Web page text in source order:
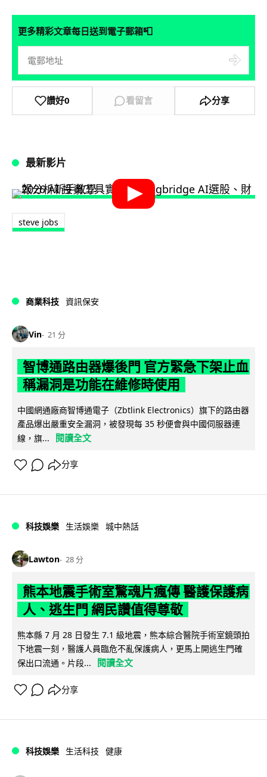
更多精彩文章每日送到電子郵箱📮
讚好0 看留言 分享
最新影片
steve jobs
商業科技 資訊保安
Vin 21 分
智博通路由器爆後門 官方緊急下架止血
稱漏洞是功能在維修時使用
中國網通廠商智博通電子（Zbtlink Electronics）旗下的路由器
產品爆出嚴重安全漏洞，被發現每 35 秒便會與中國伺服器連
線，旗...
閱讀全文
分享
科技娛樂 生活娛樂 城中熱話
Lawton 28 分
熊本地震手術室驚魂片瘋傳 醫護保護病
人、逃生門 網民讚值得尊敬
熊本縣 7 月 28 日發生 7.1 級地震，熊本綜合醫院手術室鏡頭拍
下地震一刻，醫護人員臨危不亂保護病人，更馬上開逃生門確
保出口流通。片段...
閱讀全文
分享
科技娛樂 生活科技 健康